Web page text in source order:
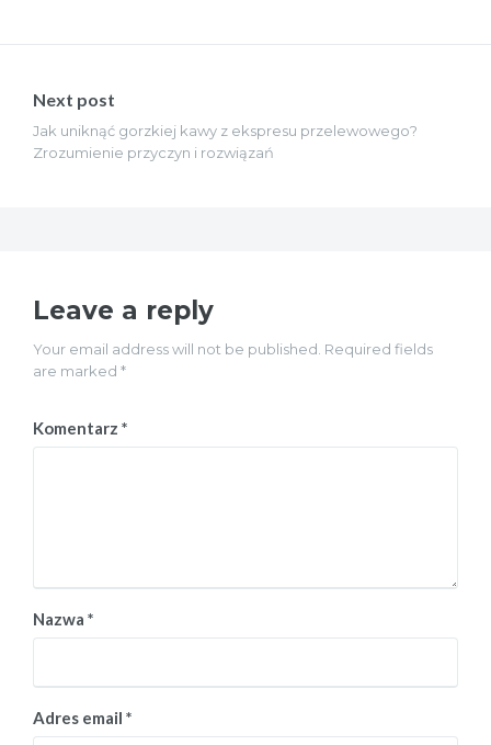
Next post
Jak uniknąć gorzkiej kawy z ekspresu przelewowego?
Zrozumienie przyczyn i rozwiązań
Leave a reply
Your email address will not be published. Required fields
are marked *
Komentarz *
Nazwa *
Adres email *